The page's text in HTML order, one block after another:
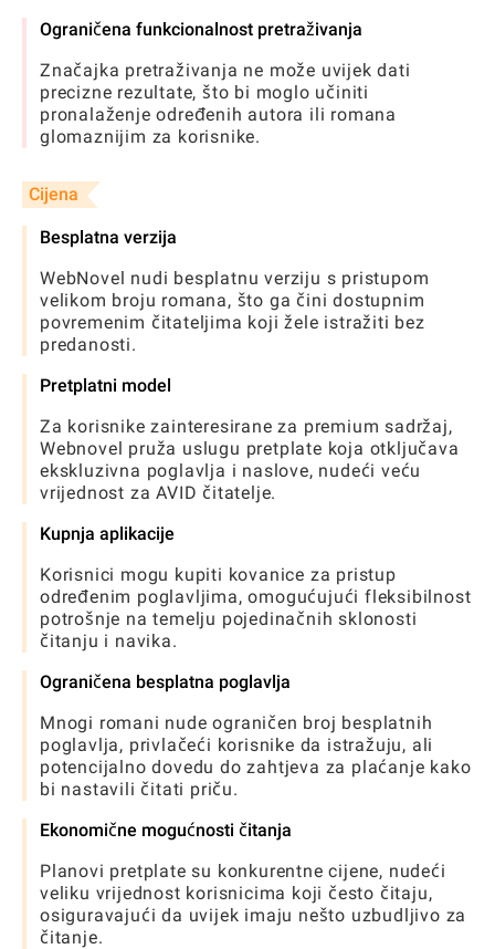
Ograničena funkcionalnost pretraživanja
Značajka pretraživanja ne može uvijek dati
precizne rezultate, što bi moglo učiniti
pronalaženje određenih autora ili romana
glomaznijim za korisnike.
Cijena
Besplatna verzija
WebNovel nudi besplatnu verziju s pristupom
velikom broju romana, što ga čini dostupnim
povremenim čitateljima koji žele istražiti bez
predanosti.
Pretplatni model
Za korisnike zainteresirane za premium sadržaj,
Webnovel pruža uslugu pretplate koja otključava
ekskluzivna poglavlja i naslove, nudeći veću
vrijednost za AVID čitatelje.
Kupnja aplikacije
Korisnici mogu kupiti kovanice za pristup
određenim poglavljima, omogućujući fleksibilnost
potrošnje na temelju pojedinačnih sklonosti
čitanju i navika.
Ograničena besplatna poglavlja
Mnogi romani nude ograničen broj besplatnih
poglavlja, privlačeći korisnike da istražuju, ali
potencijalno dovedu do zahtjeva za plaćanje kako
bi nastavili čitati priču.
Ekonomične mogućnosti čitanja
Planovi pretplate su konkurentne cijene, nudeći
veliku vrijednost korisnicima koji često čitaju,
osiguravajući da uvijek imaju nešto uzbudljivo za
čitanje.